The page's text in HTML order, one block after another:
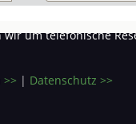
um telefonische
| Datenschutz >>